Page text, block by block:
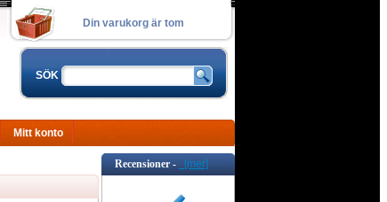
Din varukorg är tom
SÖK
Mitt konto
Recensioner - [mer]